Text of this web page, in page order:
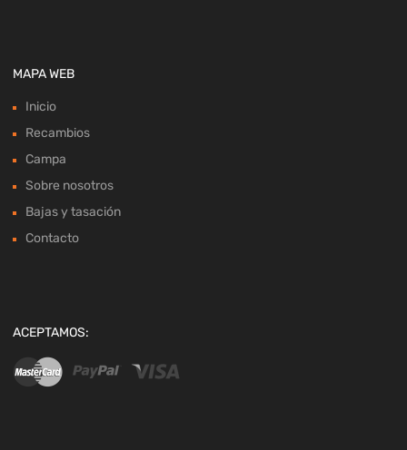
MAPA WEB
Inicio
Recambios
Campa
Sobre nosotros
Bajas y tasación
Contacto
ACEPTAMOS: